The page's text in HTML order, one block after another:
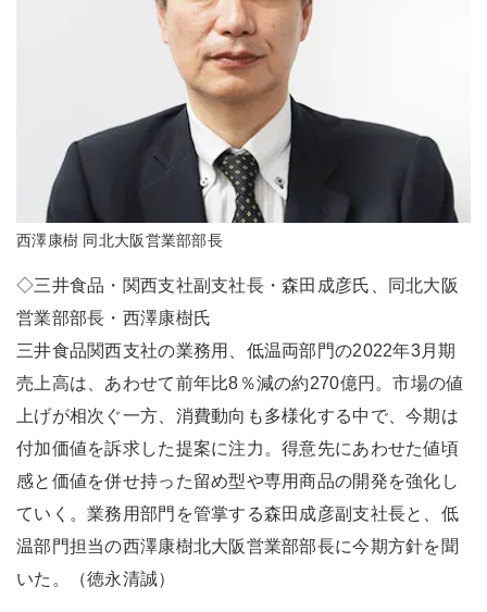
西澤康樹 同北大阪営業部部長
◇三井食品・関西支社副支社長・森田成彦氏、同北大阪
営業部部長・西澤康樹氏
三井食品関西支社の業務用、低温両部門の2022年3月期
売上高は、あわせて前年比8％減の約270億円。市場の値
上げが相次ぐ一方、消費動向も多様化する中で、今期は
付加価値を訴求した提案に注力。得意先にあわせた値頃
感と価値を併せ持った留め型や専用商品の開発を強化し
ていく。業務用部門を管掌する森田成彦副支社長と、低
温部門担当の西澤康樹北大阪営業部部長に今期方針を聞
いた。（徳永清誠）